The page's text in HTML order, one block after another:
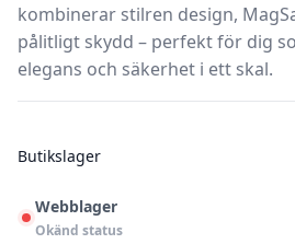
kombinerar stilren design,
pålitligt skydd – perfekt för dig
elegans och säkerhet i ett skal.
Butikslager
Webblager
Okänd status